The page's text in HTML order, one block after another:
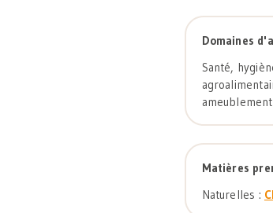
Domaines
Santé,
Matières
Naturelles :